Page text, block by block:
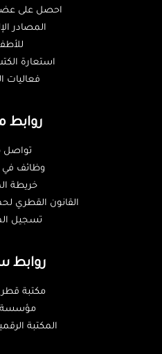
احصل على
المصادر
استعارة
فعاليات
روابط
تواصل
وظائف في
خريطة
القانون القطري
تسجيل
روابط
مكتبة قطر
مؤسسة
المكتبة